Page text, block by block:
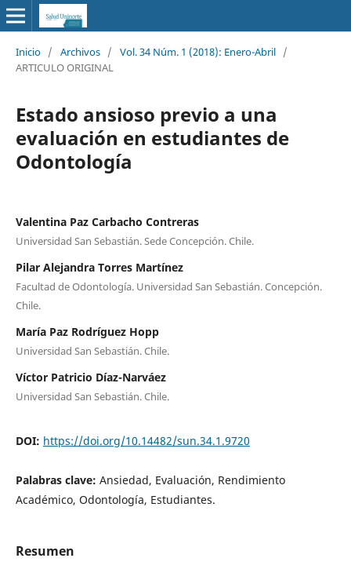
Inicio / Archivos / Vol. 34 Núm. 1 (2018): Enero-Abril /
ARTICULO ORIGINAL
Estado ansioso previo a una
evaluación en estudiantes de
Odontología
Valentina Paz Carbacho Contreras
Universidad San Sebastián. Sede Concepción. Chile.
Pilar Alejandra Torres Martínez
Facultad de Odontología. Universidad San Sebastián. Concepción.
Chile.
María Paz Rodríguez Hopp
Universidad San Sebastián. Chile.
Víctor Patricio Díaz-Narváez
Universidad San Sebastián. Chile.
DOI: https://doi.org/10.14482/sun.34.1.9720
Palabras clave: Ansiedad, Evaluación, Rendimiento
Académico, Odontología, Estudiantes.
Resumen